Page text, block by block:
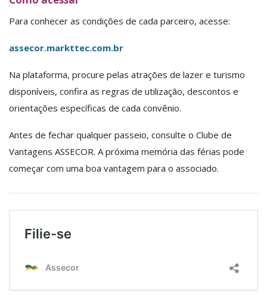
Para conhecer as condições de cada parceiro, acesse:
assecor.markttec.com.br
Na plataforma, procure pelas atrações de lazer e turismo
disponíveis, confira as regras de utilização, descontos e
orientações específicas de cada convênio.
Antes de fechar qualquer passeio, consulte o Clube de
Vantagens ASSECOR. A próxima memória das férias pode
começar com uma boa vantagem para o associado.